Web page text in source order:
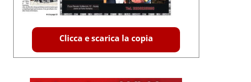
Clicca e scarica la copia